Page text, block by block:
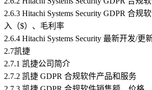
2.6.3 Hitachi Systems Security GDPR 合规
入（$）、毛利率
2.6.4 Hitachi Systems Security 最新开发/更
2.7凯捷
2.7.1 凯捷公司简介
2.7.2 凯捷 GDPR 合规软件产品和服务